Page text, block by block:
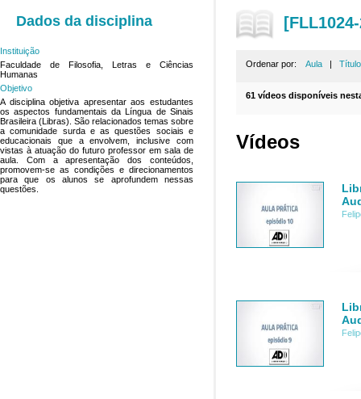
Dados da disciplina
Instituição
Faculdade de Filosofia, Letras e Ciências
Humanas
Objetivo
A disciplina objetiva apresentar aos estudantes
os aspectos fundamentais da Língua de Sinais
Brasileira (Libras). São relacionados temas sobre
a comunidade surda e as questões sociais e
educacionais que a envolvem, inclusive com
vistas à atuação do futuro professor em sala de
aula. Com a apresentação dos conteúdos,
promovem-se as condições e direcionamentos
para que os alunos se aprofundem nessas
questões.
Ordenar por: Aula | Título
61 vídeos disponíveis
Vídeos